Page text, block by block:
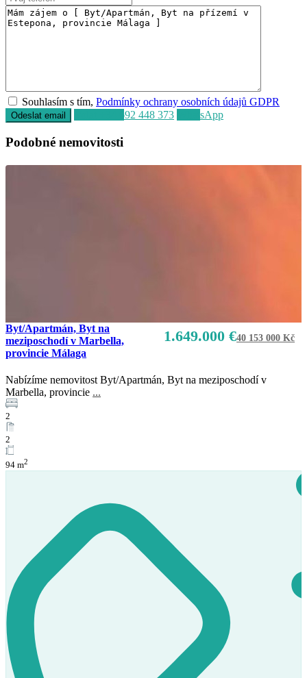
Souhlasím s tím,Podmínky ochrany osobních údajů GDPR
+34 692 448 373 WhatsApp
Podobné nemovitosti
1.649.000 €40 153 000 Kč
Byt/Apartmán, Byt na
meziposchodí v Marbella,
provincie Málaga
Nabízíme nemovitost Byt/Apartmán, Byt na meziposchodí v
Marbella, provincie ...
2
2
94 m2